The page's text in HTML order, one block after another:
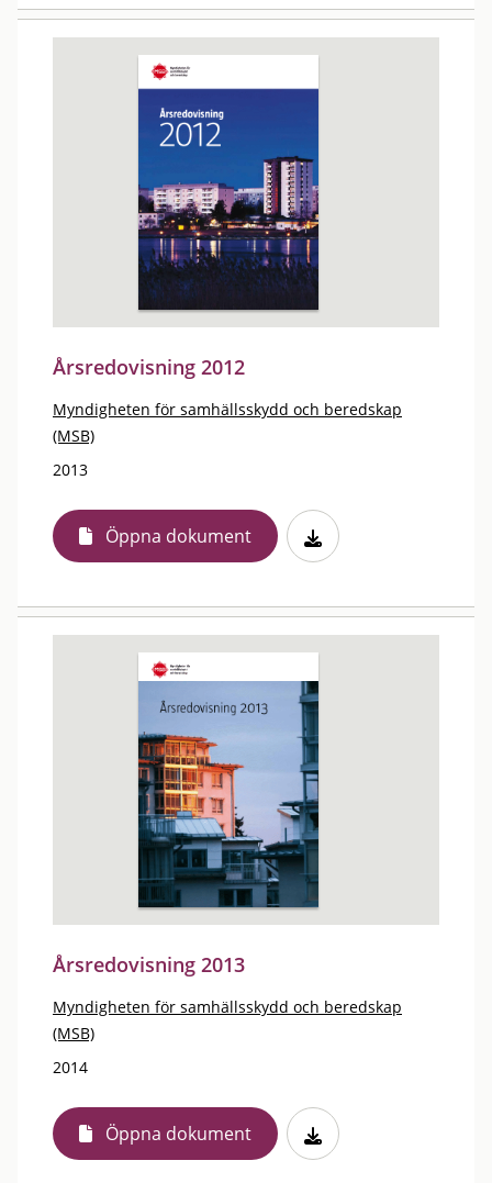
Årsredovisning 2012
Myndigheten för samhällsskydd och beredskap
(MSB)
2013
Öppna dokument
Årsredovisning 2013
Myndigheten för samhällsskydd och beredskap
(MSB)
2014
Öppna dokument